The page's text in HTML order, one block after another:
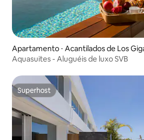
Apartamento ⋅ Acantilados de Los
Aquasuites - Aluguéis de luxo SVB
Superhost
Superhost